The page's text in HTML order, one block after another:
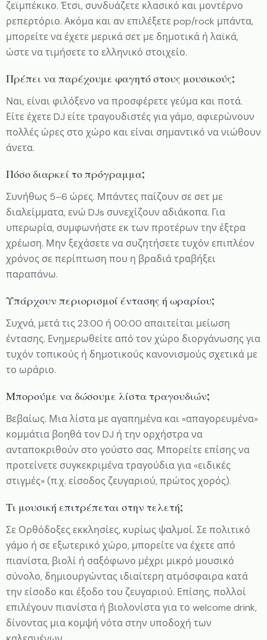
ζεϊμπέκικο. Έτσι, συνδυάζετε κλασικό και μοντέρνο
ρεπερτόριο. Ακόμα και αν επιλέξετε pop/rock μπάντα,
μπορείτε να έχετε μερικά σετ με δημοτικά ή λαϊκά,
ώστε να τιμήσετε το ελληνικό στοιχείο.
Πρέπει να παρέχουμε φαγητό στους μουσικούς;
Ναι, είναι φιλόξενο να προσφέρετε γεύμα και ποτά.
Είτε έχετε DJ είτε τραγουδιστές για γάμο, αφιερώνουν
πολλές ώρες στο χώρο και είναι σημαντικό να νιώθουν
άνετα.
Πόσο διαρκεί το πρόγραμμα;
Συνήθως 5–6 ώρες. Μπάντες παίζουν σε σετ με
διαλείμματα, ενώ DJs συνεχίζουν αδιάκοπα. Για
υπερωρία, συμφωνήστε εκ των προτέρων την έξτρα
χρέωση. Μην ξεχάσετε να συζητήσετε τυχόν επιπλέον
χρόνος σε περίπτωση που η βραδιά τραβήξει
παραπάνω.
Υπάρχουν περιορισμοί έντασης ή ωραρίου;
Συχνά, μετά τις 23:00 ή 00:00 απαιτείται μείωση
έντασης. Ενημερωθείτε από τον χώρο διοργάνωσης για
τυχόν τοπικούς ή δημοτικούς κανονισμούς σχετικά με
το ωράριο.
Μπορούμε να δώσουμε λίστα τραγουδιών;
Βεβαίως. Μια λίστα με αγαπημένα και «απαγορευμένα»
κομμάτια βοηθά τον DJ ή την ορχήστρα να
ανταποκριθούν στο γούστο σας. Μπορείτε επίσης να
προτείνετε συγκεκριμένα τραγούδια για «ειδικές
στιγμές» (π.χ. είσοδος ζευγαριού, πρώτος χορός).
Τι μουσική επιτρέπεται στην τελετή;
Σε Ορθόδοξες εκκλησίες, κυρίως ψαλμοί. Σε πολιτικό
γάμο ή σε εξωτερικό χώρο, μπορείτε να έχετε από
πιανίστα, βιολί ή σαξόφωνο μέχρι μικρό μουσικό
σύνολο, δημιουργώντας ιδιαίτερη ατμόσφαιρα κατά
την είσοδο και έξοδο του ζευγαριού. Επίσης, πολλοί
επιλέγουν πιανίστα ή βιολονίστα για το welcome drink,
δίνοντας μια κομψή νότα στην υποδοχή των